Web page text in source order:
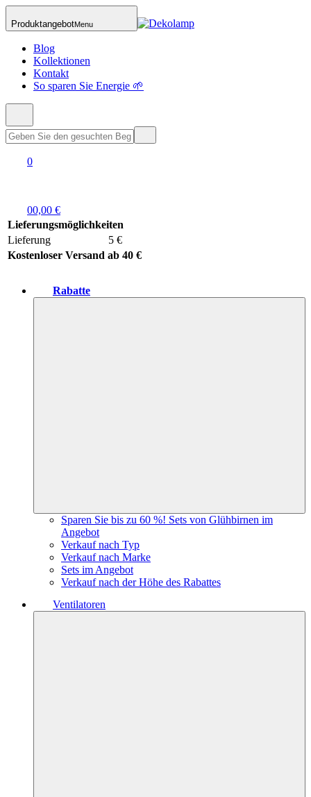
ProduktangebotMenu
Blog
Kollektionen
Kontakt
So sparen Sie Energie 🌱
0
00,00 €
Lieferungsmöglichkeiten
Lieferung
5 €
Kostenloser Versand ab 40 €
Rabatte
Sparen Sie bis zu 60 %! Sets von Glühbirnen im
Angebot
Verkauf nach Typ
Verkauf nach Marke
Sets im Angebot
Verkauf nach der Höhe des Rabattes
Ventilatoren